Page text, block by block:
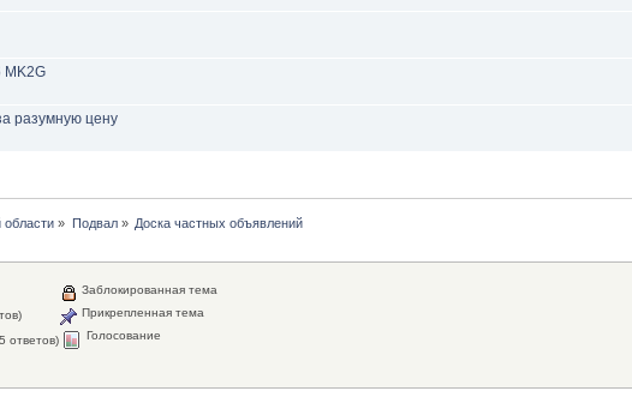
MK2G
разумную цену
» Подвал» Доска частных объявлений
ответов)
Заблокированная тема
Прикрепленная тема
Голосование